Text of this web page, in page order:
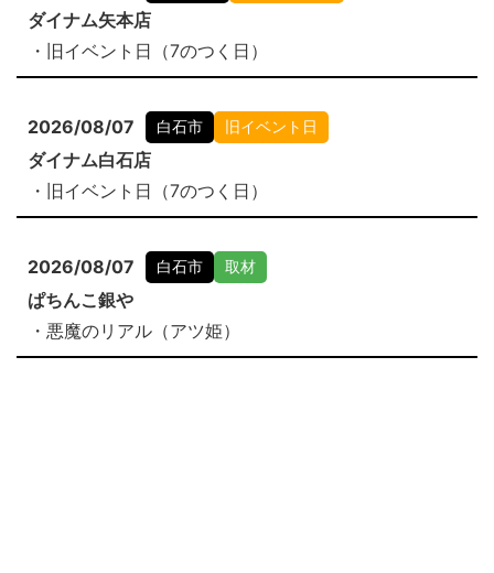
ダイナム矢本店
・旧イベント日（7のつく日）
2026/08/07 白石市 旧イベント日
ダイナム白石店
・旧イベント日（7のつく日）
2026/08/07 白石市 取材
ぱちんこ銀や
・悪魔のリアル（アツ姫）